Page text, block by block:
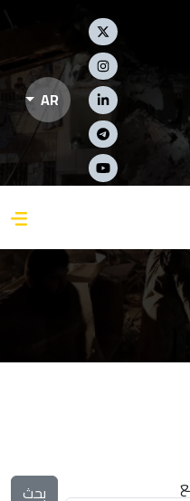
Social Links
AR